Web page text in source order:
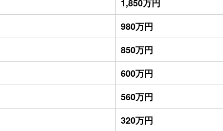
1,850万円
980万円
850万円
600万円
560万円
320万円